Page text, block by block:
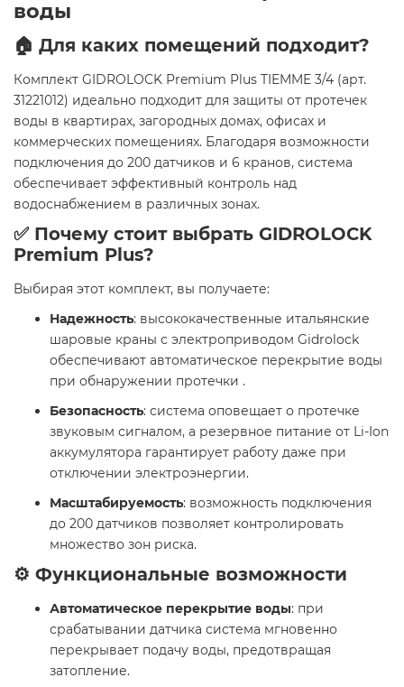
воды
🏠 Для каких помещений подходит?
Комплект GIDROLOCK Premium Plus TIEMME 3/4 (арт.
31221012) идеально подходит для защиты от протечек
воды в квартирах, загородных домах, офисах и
коммерческих помещениях. Благодаря возможности
подключения до 200 датчиков и 6 кранов, система
обеспечивает эффективный контроль над
водоснабжением в различных зонах.
✅ Почему стоит выбрать GIDROLOCK
Premium Plus?
Выбирая этот комплект, вы получаете:
Надежность: высококачественные итальянские
шаровые краны с электроприводом Gidrolock
обеспечивают автоматическое перекрытие воды
при обнаружении протечки .
Безопасность: система оповещает о протечке
звуковым сигналом, а резервное питание от Li-Ion
аккумулятора гарантирует работу даже при
отключении электроэнергии.
Масштабируемость: возможность подключения
до 200 датчиков позволяет контролировать
множество зон риска.
⚙️ Функциональные возможности
Автоматическое перекрытие воды: при
срабатывании датчика система мгновенно
перекрывает подачу воды, предотвращая
затопление.